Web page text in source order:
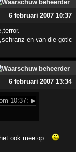
6 februari 2007 10:37
en van die gotic
6 februari 2007 13:34
10:37: ▶
ook mee op...